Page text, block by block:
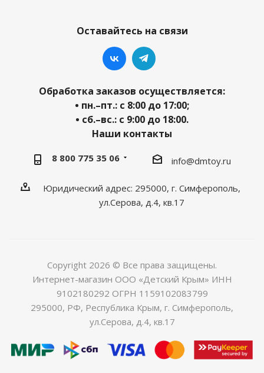
Оставайтесь на связи
Обработка заказов осуществляется:
• пн.–пт.: с 8:00 до 17:00;
• сб.–вс.: с 9:00 до 18:00.
Наши контакты
8 800 775 35 06 info@dmtoy.ru
Юридический адрес: 295000, г. Симферополь,
ул.Серова, д.4, кв.17
Copyright 2026 © Все права защищены.
Интернет-магазин ООО «Детский Крым» ИНН
9102180292 ОГРН 1159102083799
295000, РФ, Республика Крым, г. Симферополь,
ул.Серова, д.4, кв.17